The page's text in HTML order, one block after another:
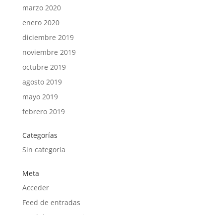
marzo 2020
enero 2020
diciembre 2019
noviembre 2019
octubre 2019
agosto 2019
mayo 2019
febrero 2019
Categorías
Sin categoría
Meta
Acceder
Feed de entradas